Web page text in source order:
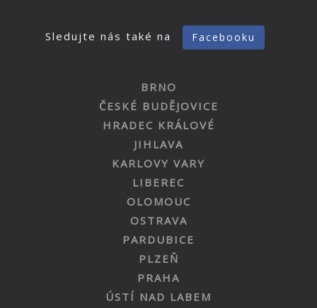
Sledujte nás také na Facebooku
BRNO
ČESKÉ BUDĚJOVICE
HRADEC KRÁLOVÉ
JIHLAVA
KARLOVY VARY
LIBEREC
OLOMOUC
OSTRAVA
PARDUBICE
PLZEŇ
PRAHA
ÚSTÍ NAD LABEM